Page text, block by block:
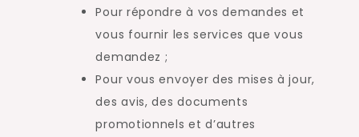
Pour répondre à vos demandes et
vous fournir les services que vous
demandez ;
Pour vous envoyer des mises à jour,
des avis, des documents
promotionnels et d’autres